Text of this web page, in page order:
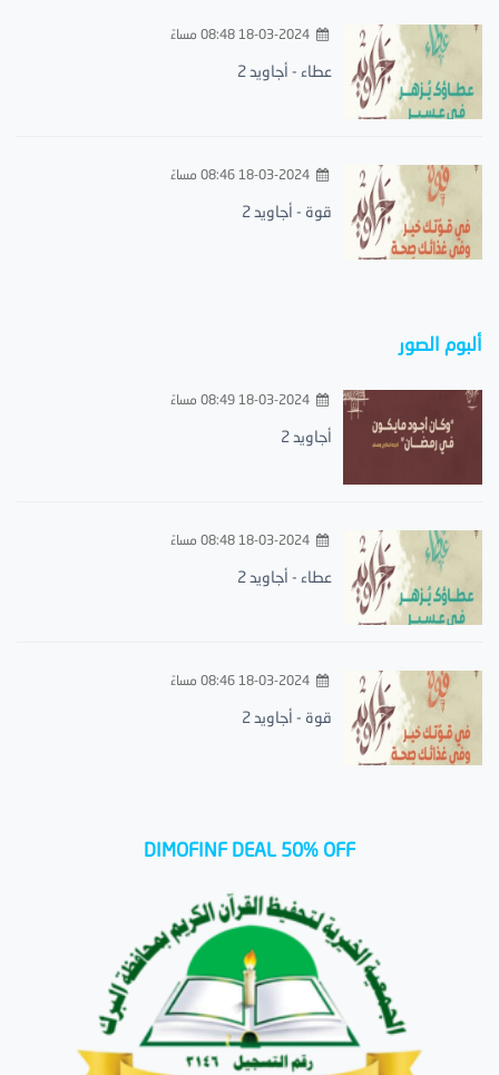
18-03-2024 08:48 مساءً
عطاء - أجاويد 2
18-03-2024 08:46 مساءً
قوة - أجاويد 2
ألبوم الصور
18-03-2024 08:49 مساءً
أجاويد 2
18-03-2024 08:48 مساءً
عطاء - أجاويد 2
18-03-2024 08:46 مساءً
قوة - أجاويد 2
DIMOFINF DEAL 50% OFF